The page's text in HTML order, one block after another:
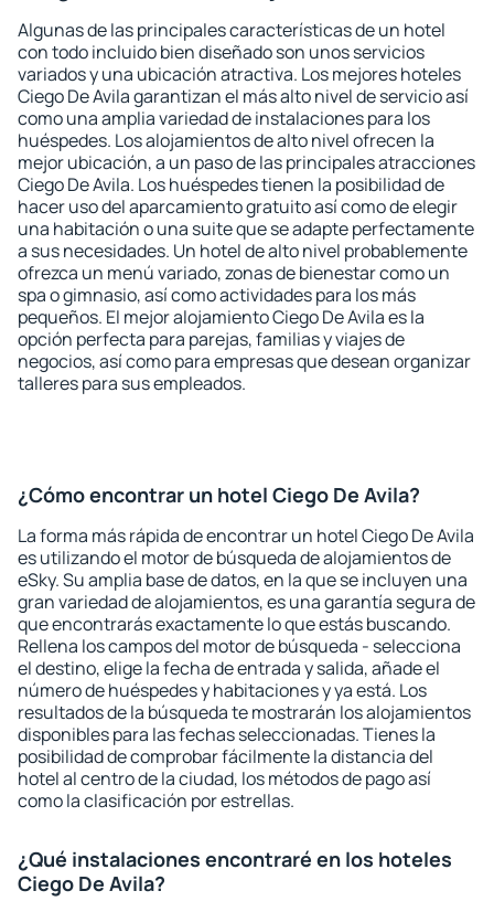
Algunas de las principales características de un hotel
con todo incluido bien diseñado son unos servicios
variados y una ubicación atractiva. Los mejores hoteles
Ciego De Avila garantizan el más alto nivel de servicio así
como una amplia variedad de instalaciones para los
huéspedes. Los alojamientos de alto nivel ofrecen la
mejor ubicación, a un paso de las principales atracciones
Ciego De Avila. Los huéspedes tienen la posibilidad de
hacer uso del aparcamiento gratuito así como de elegir
una habitación o una suite que se adapte perfectamente
a sus necesidades. Un hotel de alto nivel probablemente
ofrezca un menú variado, zonas de bienestar como un
spa o gimnasio, así como actividades para los más
pequeños. El mejor alojamiento Ciego De Avila es la
opción perfecta para parejas, familias y viajes de
negocios, así como para empresas que desean organizar
talleres para sus empleados.
¿Cómo encontrar un hotel Ciego De Avila?
La forma más rápida de encontrar un hotel Ciego De Avila
es utilizando el motor de búsqueda de alojamientos de
eSky. Su amplia base de datos, en la que se incluyen una
gran variedad de alojamientos, es una garantía segura de
que encontrarás exactamente lo que estás buscando.
Rellena los campos del motor de búsqueda - selecciona
el destino, elige la fecha de entrada y salida, añade el
número de huéspedes y habitaciones y ya está. Los
resultados de la búsqueda te mostrarán los alojamientos
disponibles para las fechas seleccionadas. Tienes la
posibilidad de comprobar fácilmente la distancia del
hotel al centro de la ciudad, los métodos de pago así
como la clasificación por estrellas.
¿Qué instalaciones encontraré en los hoteles
Ciego De Avila?